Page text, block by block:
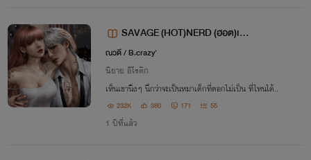
SAVAGE (HOT)NERD (ฮอต)เนิร์
ดดุ
ณวดี / B.crazy'
นิยาย อีโรติก
เห็นเขานิ่งๆ นึกว่าจะเป็นหมาเด็กที่ตอกไม่เป็น ที่ไหนได้..
232K 380 171 55
1 ปีที่แล้ว